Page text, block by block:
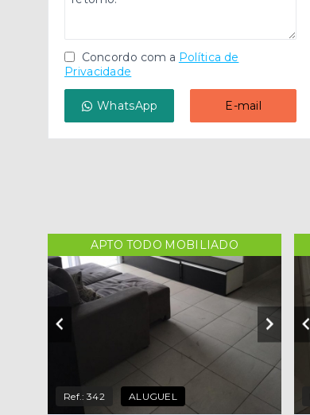
Concordo com a Política de
Privacidade
WhatsApp E-mail
APTO TODO MOBILIADO
Ref.:342 ALUGUEL